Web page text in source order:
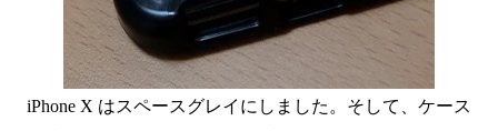
iPhone X はスペースグレイにしました。そして、ケース